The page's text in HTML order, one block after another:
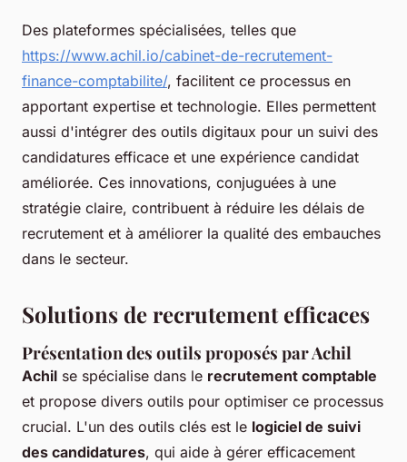
Des plateformes spécialisées, telles que
https://www.achil.io/cabinet-de-recrutement-
finance-comptabilite/, facilitent ce processus en
apportant expertise et technologie. Elles permettent
aussi d'intégrer des outils digitaux pour un suivi des
candidatures efficace et une expérience candidat
améliorée. Ces innovations, conjuguées à une
stratégie claire, contribuent à réduire les délais de
recrutement et à améliorer la qualité des embauches
dans le secteur.
Solutions de recrutement efficaces
Présentation des outils proposés par Achil
Achil se spécialise dans le recrutement comptable
et propose divers outils pour optimiser ce processus
crucial. L'un des outils clés est le logiciel de suivi
des candidatures, qui aide à gérer efficacement